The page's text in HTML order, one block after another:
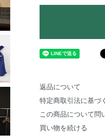
返品について
特定商取引法に基づ
この商品について問
買い物を続ける